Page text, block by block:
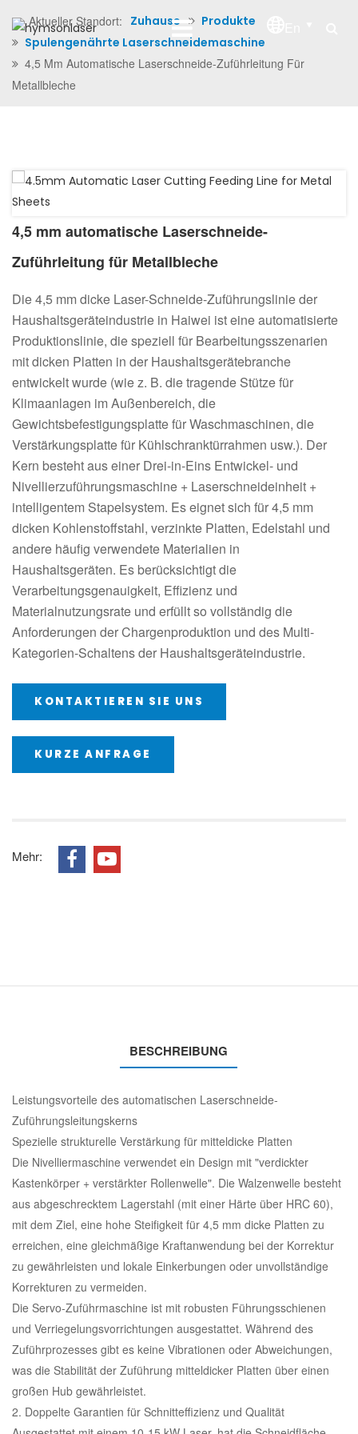
Aktueller Standort: Zuhause
Produkte
Spulengenährte Laserschneidemaschine
4,5 Mm Automatische Laserschneide-Zuführleitung Für
Metallbleche
4,5 mm automatische Laserschneide-
Zuführleitung für Metallbleche
Die 4,5 mm dicke Laser-Schneide-Zuführungslinie der
Haushaltsgeräteindustrie in Haiwei ist eine automatisierte
Produktionslinie, die speziell für Bearbeitungsszenarien
mit dicken Platten in der Haushaltsgerätebranche
entwickelt wurde (wie z. B. die tragende Stütze für
Klimaanlagen im Außenbereich, die
Gewichtsbefestigungsplatte für Waschmaschinen, die
Verstärkungsplatte für Kühlschranktürrahmen usw.). Der
Kern besteht aus einer Drei-in-Eins Entwickel- und
Nivellierzuführungsmaschine + Laserschneideinheit +
intelligentem Stapelsystem. Es eignet sich für 4,5 mm
dicken Kohlenstoffstahl, verzinkte Platten, Edelstahl und
andere häufig verwendete Materialien in
Haushaltsgeräten. Es berücksichtigt die
Verarbeitungsgenauigkeit, Effizienz und
Materialnutzungsrate und erfüllt so vollständig die
Anforderungen der Chargenproduktion und des Multi-
Kategorien-Schaltens der Haushaltsgeräteindustrie.
KONTAKTIEREN SIE UNS
KURZE ANFRAGE
Mehr:
BESCHREIBUNG
Leistungsvorteile des automatischen Laserschneide-
Zuführungsleitungskerns
Spezielle strukturelle Verstärkung für mitteldicke Platten
Die Nivelliermaschine verwendet ein Design mit "verdickter
Kastenkörper + verstärkter Rollenwelle". Die Walzenwelle besteht
aus abgeschrecktem Lagerstahl (mit einer Härte über HRC 60),
mit dem Ziel, eine hohe Steifigkeit für 4,5 mm dicke Platten zu
erreichen, eine gleichmäßige Kraftanwendung bei der Korrektur
zu gewährleisten und lokale Einkerbungen oder unvollständige
Korrekturen zu vermeiden.
Die Servo-Zuführmaschine ist mit robusten Führungsschienen
und Verriegelungsvorrichtungen ausgestattet. Während des
Zuführprozesses gibt es keine Vibrationen oder Abweichungen,
was die Stabilität der Zuführung mitteldicker Platten über einen
großen Hub gewährleistet.
2. Doppelte Garantien für Schnitteffizienz und Qualität